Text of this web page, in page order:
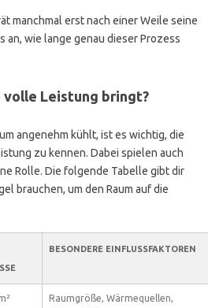
manchmal erst nach einer Weile seine
wie lange genau dieser Prozess
volle Leistung bringt?
angenehm kühlt, ist es wichtig, die
zu kennen. Dabei spielen auch
Rolle. Die folgende Tabelle gibt dir
brauchen, um den Raum auf die
BESONDERE EINFLUSSFAKTOREN
Raumgröße, Wärmequellen,